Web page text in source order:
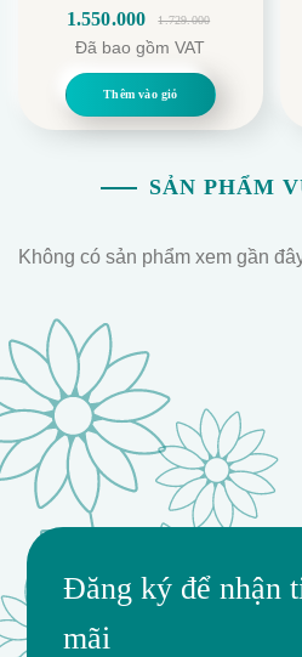
1.729.000
gốc
là:
1.729.000.
1.550.000
hiện
tại
là:
1.550.000.
Đã bao gồm VAT
Thêm vào giỏ
SẢN PHẨM
Không có sản phẩm xem gần
Đăng ký để nhận
mãi